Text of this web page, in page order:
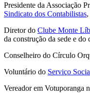
Presidente da Associação
Sindicato dos Contabilistas
Diretor do Clube Monte
da construção da sede e do
Conselheiro do Círculo
Voluntário do Serviço
Vereador em Votuporanga